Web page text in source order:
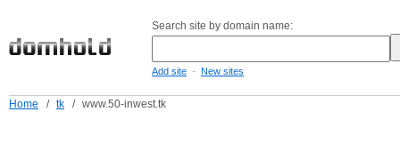
Search site by domain name:
Add site - New sites
Home / tk / www.50-inwest.tk